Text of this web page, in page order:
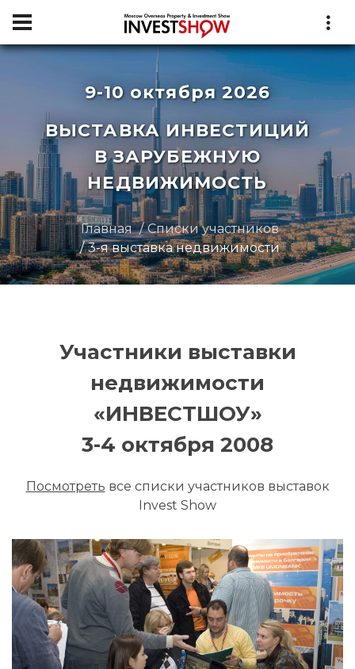
9-10 октября 2026
ВЫСТАВКА ИНВЕСТИЦИЙ
В ЗАРУБЕЖНУЮ
НЕДВИЖИМОСТЬ
Главная
Списки участников
3-я выставка недвижимости
Участники выставки
недвижимости
«ИНВЕСТШОУ»
3-4 октября 2008
Посмотреть все списки участников выставок
Invest Show